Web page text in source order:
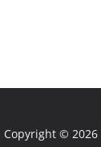
Copyright © 2026